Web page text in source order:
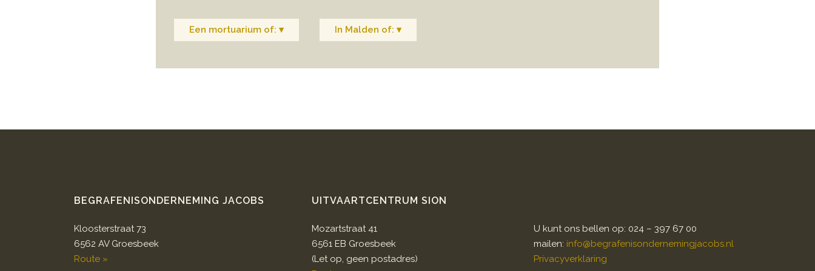
Een mortuarium of: ▾ In Malden of: ▾
BEGRAFENISONDERNEMING JACOBS
Kloosterstraat 73
6562 AV Groesbeek
Route »
UITVAARTCENTRUM SION
Mozartstraat 41
6561 EB Groesbeek
(Let op, geen postadres)
U kunt ons bellen op: 024 – 397 67 00
mailen: info@begrafenisondernemingjacobs.nl
Privacyverklaring